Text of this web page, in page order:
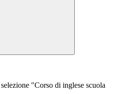
"Corso di inglese scuola